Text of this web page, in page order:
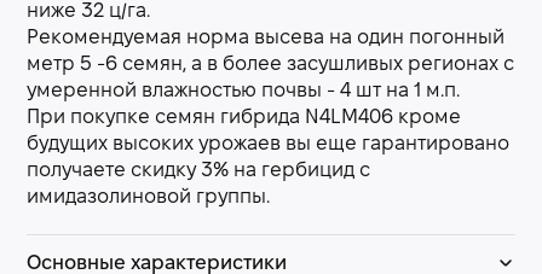
ниже 32 ц/га.
Рекомендуемая норма высева на один погонный
метр 5 -6 семян, а в более засушливых регионах с
умеренной влажностью почвы - 4 шт на 1 м.п.
При покупке семян гибрида N4LM406 кроме
будущих высоких урожаев вы еще гарантировано
получаете скидку 3% на гербицид с
имидазолиновой группы.
Основные характеристики